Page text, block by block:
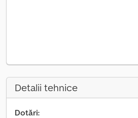
Detalii tehnice
Dotări: